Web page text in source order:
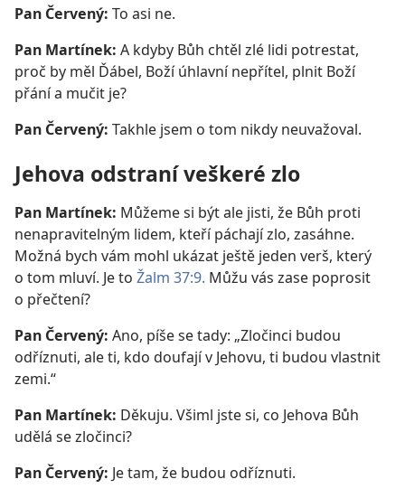
Pan Červený: To asi ne.
Pan Martínek: A kdyby Bůh chtěl zlé lidi potrestat,
proč by měl Ďábel, Boží úhlavní nepřítel, plnit Boží
přání a mučit je?
Pan Červený: Takhle jsem o tom nikdy neuvažoval.
Jehova odstraní veškeré zlo
Pan Martínek: Můžeme si být ale jisti, že Bůh proti
nenapravitelným lidem, kteří páchají zlo, zasáhne.
Možná bych vám mohl ukázat ještě jeden verš, který
o tom mluví. Je to Žalm 37:9. Můžu vás zase poprosit
o přečtení?
Pan Červený: Ano, píše se tady: „Zločinci budou
odříznuti, ale ti, kdo doufají v Jehovu, ti budou vlastnit
zemi.“
Pan Martínek: Děkuju. Všiml jste si, co Jehova Bůh
udělá se zločinci?
Pan Červený: Je tam, že budou odříznuti.